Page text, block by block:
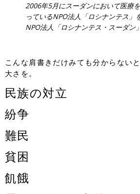
2006年5月にスーダンにおいて医療
っているNPO法人「ロシナンテス」
NPO法人「ロシナンテス・スーダン
こんな肩書きだけみても分からない
大さを。
民族の対立
紛争
難民
貧困
飢餓